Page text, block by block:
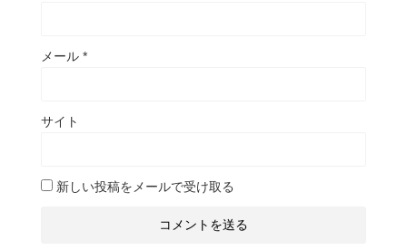
メール *
サイト
新しい投稿をメールで受け取る